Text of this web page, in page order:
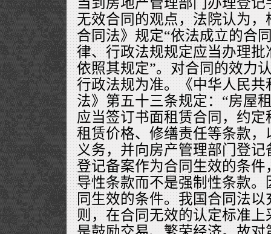
无效合同的观点，法院认为
合同法》规定“依法成立的合
律、行政法规规定应当办理
依照其规定”。对合同的效力
行政法规为准。《中华人民
法》第五十三条规定：“房屋
应当签订书面租赁合同，约
租赁价格、修缮责任等条款
义务，并向房产管理部门登
登记备案作为合同生效的条件
导性条款而不是强制性条款
同生效的条件。我国合同法
则，在合同无效的认定标准